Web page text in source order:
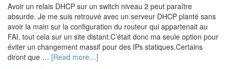
Avoir un relais DHCP sur un switch niveau 2 peut paraître
absurde. Je me suis retrouvé avec un serveur DHCP planté sans
avoir la main sur la configuration du routeur qui appartenait au
FAI, tout cela sur un site distant.C’était donc ma seule option pour
éviter un changement massif pour des IPs statiques.Certains
diront que … [Read more…]